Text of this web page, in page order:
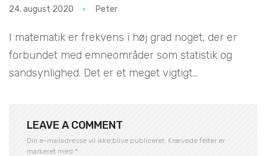
24. august 2020 Peter
I matematik er frekvens i høj grad noget, der er
forbundet med emneområder som statistik og
sandsynlighed. Det er et meget vigtigt...
LEAVE A COMMENT
Din e-mailadresse vil ikke blive publiceret. Krævede felter er
markeret med *